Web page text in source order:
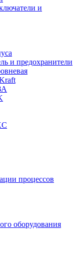
и
и предохранители
процессов
оборудования